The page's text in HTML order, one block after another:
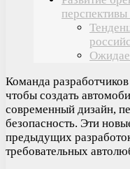
Команда
чтобы создать
современный дизайн,
безопасность. Эти
предыдущих
требовательных